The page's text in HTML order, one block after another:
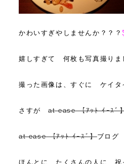
かわいすぎやしませんか？？？
嬉しすぎて 何枚も写真撮りま
撮った画像は、すぐに ケイタ
さすがat ease 【ｱｯﾄ ｲｰｽﾞ
at ease 【ｱｯﾄ ｲｰｽﾞ】ブログ
ほんとに たくさんの人に 祝